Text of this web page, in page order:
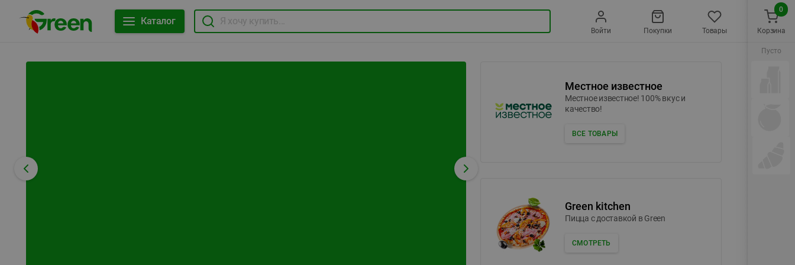
Каталог
Войти Покупки Товары
Местное известное
Местное известное! 100% вкус и
качество!
ВСЕ ТОВАРЫ
Green kitchen
Пицца c доставкой в Green
СМОТРЕТЬ
Корзина
0
Пусто